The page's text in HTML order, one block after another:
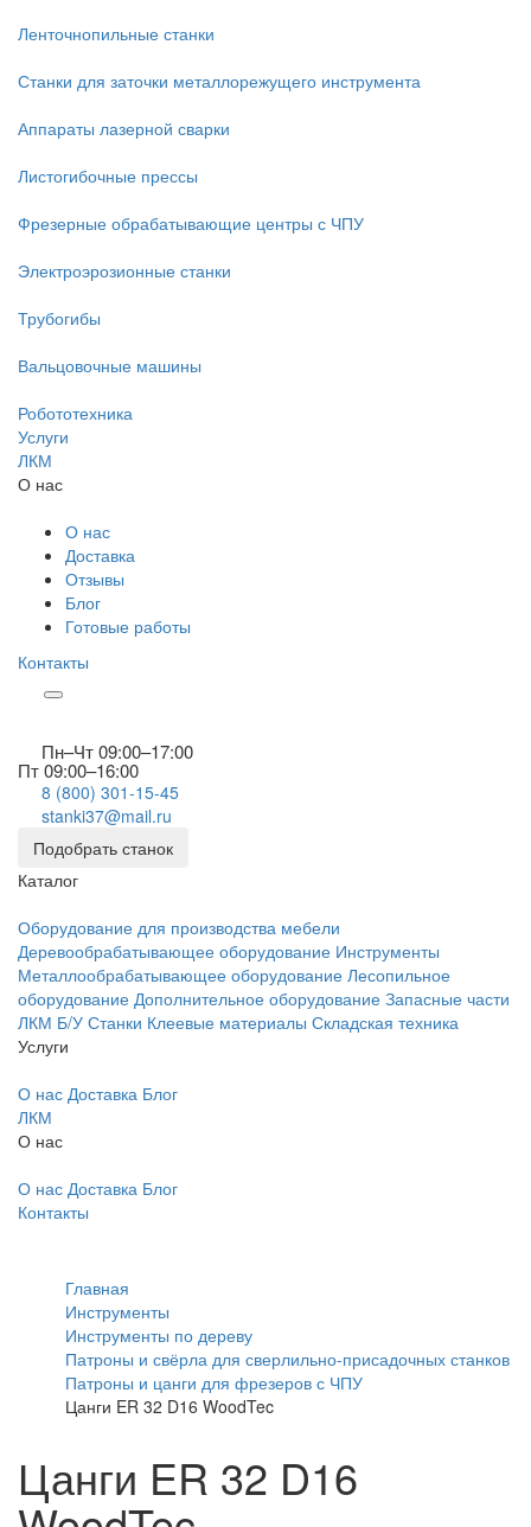
Ленточнопильные станки
Станки для заточки металлорежущего инструмента
Аппараты лазерной сварки
Листогибочные прессы
Фрезерные обрабатывающие центры с ЧПУ
Электроэрозионные станки
Трубогибы
Вальцовочные машины
Робототехника
Услуги
ЛКМ
О нас
О нас
Доставка
Отзывы
Блог
Готовые работы
Контакты
Пн–Чт 09:00–17:00
Пт 09:00–16:00
8 (800) 301-15-45
stanki37@mail.ru
Подобрать станок
Каталог
Оборудование для производства мебели
Деревообрабатывающее оборудование Инструменты
Металлообрабатывающее оборудование Лесопильное
оборудование Дополнительное оборудование Запасные части
ЛКМ Б/У Станки Клеевые материалы Складская техника
Услуги
О нас Доставка Блог
ЛКМ
О нас
О нас Доставка Блог
Контакты
Главная
Инструменты
Инструменты по дереву
Патроны и свёрла для сверлильно-присадочных станков
Патроны и цанги для фрезеров с ЧПУ
Цанги ER 32 D16 WoodTec
Цанги ER 32 D16